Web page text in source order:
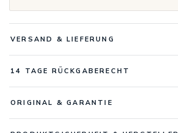
VERSAND & LIEFERUNG
14 TAGE RÜCKGABERECHT
ORIGINAL & GARANTIE